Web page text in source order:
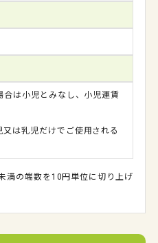
合は小児とみなし、小児運賃
は乳児だけでご使用される
満の端数を10円単位に切り上げ